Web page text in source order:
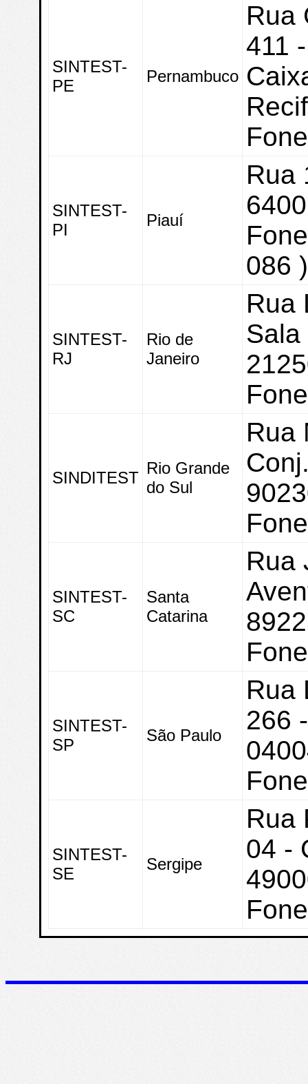
SINTEST-
PE
Pernambuco
Rua
411
SINTEST-
PI
Piauí
Rua
086
SINTEST-
RJ
Rio de
Janeiro
Rua
Sala
SINDITEST
Rio Grande
do Sul
Rua
SINTEST-
SC
Santa
Catarina
Rua
SINTEST-
SP
São Paulo
Rua
266
SINTEST-
SE
Sergipe
Rua
04 -